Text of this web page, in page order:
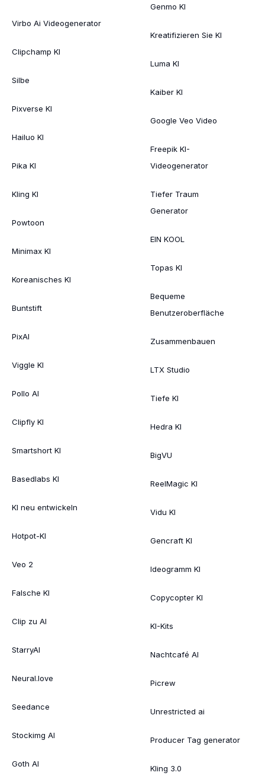
Virbo Ai Videogenerator
Clipchamp KI
Silbe
Pixverse KI
Hailuo KI
Pika KI
Kling KI
Powtoon
Minimax KI
Koreanisches KI
Buntstift
PixAI
Viggle KI
Pollo AI
Clipfly KI
Smartshort KI
Basedlabs KI
KI neu entwickeln
Hotpot-KI
Veo 2
Falsche KI
Clip zu AI
StarryAI
Neural.love
Seedance
Stockimg AI
Goth AI
Genmo KI
Kreatifizieren Sie KI
Luma KI
Kaiber KI
Google Veo Video
Freepik KI-
Videogenerator
Tiefer Traum
Generator
EIN KOOL
Topas KI
Bequeme
Benutzeroberfläche
Zusammenbauen
LTX Studio
Tiefe KI
Hedra KI
BigVU
ReelMagic KI
Vidu KI
Gencraft KI
Ideogramm KI
Copycopter KI
KI-Kits
Nachtcafé AI
Picrew
Unrestricted ai
Producer Tag generator
Kling 3.0